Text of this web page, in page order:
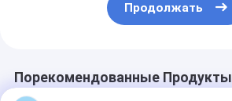
Продолжать
Порекомендованные Продукты